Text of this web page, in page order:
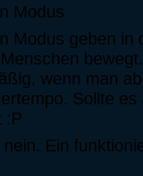
Modus
Modus geben
wenn man
Sollte
:P
Ein